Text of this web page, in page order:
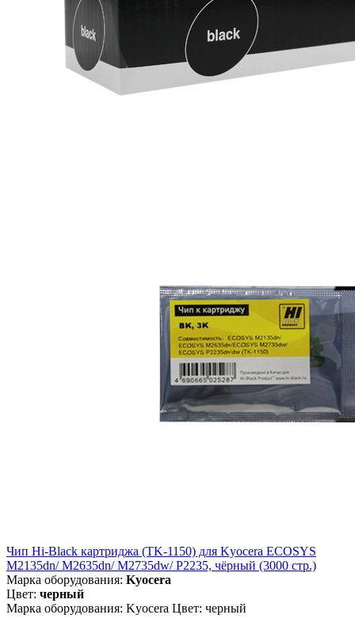
Чип Hi-Black картриджа (TK-1150) для Kyocera ECOSYS
M2135dn/ M2635dn/ M2735dw/ P2235, чёрный (3000 стр.)
Марка оборудования: Kyocera
Цвет: черный
Марка оборудования: Kyocera Цвет: черный